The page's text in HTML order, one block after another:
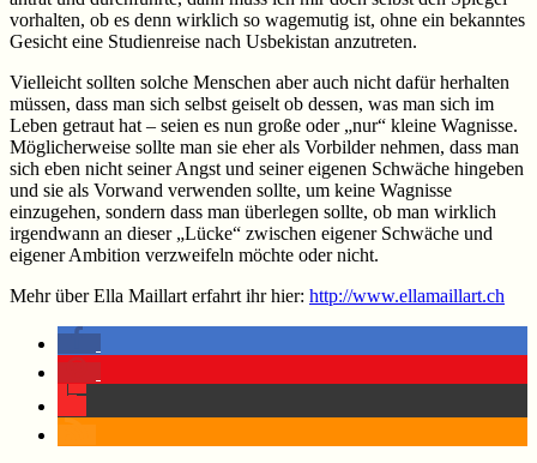
vorhalten, ob es denn wirklich so wagemutig ist, ohne ein bekanntes
Gesicht eine Studienreise nach Usbekistan anzutreten.
Vielleicht sollten solche Menschen aber auch nicht dafür herhalten
müssen, dass man sich selbst geiselt ob dessen, was man sich im
Leben getraut hat – seien es nun große oder „nur“ kleine Wagnisse.
Möglicherweise sollte man sie eher als Vorbilder nehmen, dass man
sich eben nicht seiner Angst und seiner eigenen Schwäche hingeben
und sie als Vorwand verwenden sollte, um keine Wagnisse
einzugehen, sondern dass man überlegen sollte, ob man wirklich
irgendwann an dieser „Lücke“ zwischen eigener Schwäche und
eigener Ambition verzweifeln möchte oder nicht.
Mehr über Ella Maillart erfahrt ihr hier: http://www.ellamaillart.ch